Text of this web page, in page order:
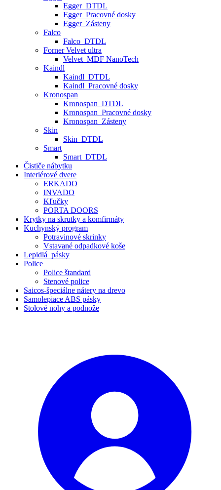
Egger_DTDL
Egger_Pracovné dosky
Egger_Zásteny
Falco
Falco_DTDL
Forner Velvet ultra
Velvet_MDF NanoTech
Kaindl
Kaindl_DTDL
Kaindl_Pracovné dosky
Kronospan
Kronospan_DTDL
Kronospan_Pracovné dosky
Kronospan_Zásteny
Skin
Skin_DTDL
Smart
Smart_DTDL
Čističe nábytku
Interiérové dvere
ERKADO
INVADO
Kľučky
PORTA DOORS
Krytky na skrutky a komfirmáty
Kuchynský program
Potravinové skrinky
Vstavané odpadkové koše
Lepidlá_pásky
Police
Police štandard
Stenové police
Saicos-špeciálne nátery na drevo
Samolepiace ABS pásky
Stolové nohy a podnože